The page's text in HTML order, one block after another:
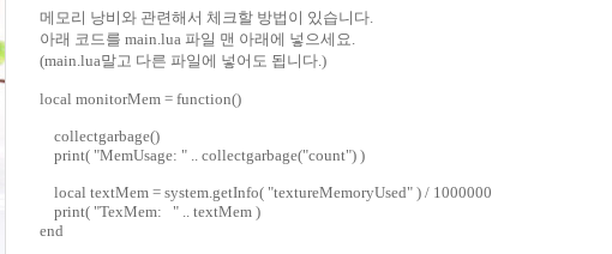
메모리 낭비와 관련해서 체크할 방법이 있습니다.
아래 코드를 main.lua 파일 맨 아래에 넣으세요.
(main.lua말고 다른 파일에 넣어도 됩니다.)
local monitorMem = function()
collectgarbage()
print( "MemUsage: " .. collectgarbage("count") )
local textMem = system.getInfo( "textureMemoryUsed" ) / 1000000
print( "TexMem: " .. textMem )
end